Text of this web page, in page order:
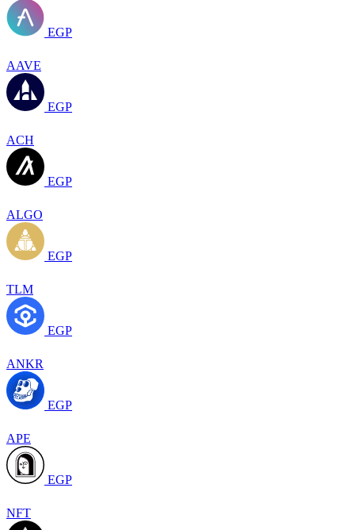
EGP
AAVE
EGP
ACH
EGP
ALGO
EGP
TLM
EGP
ANKR
EGP
APE
EGP
NFT